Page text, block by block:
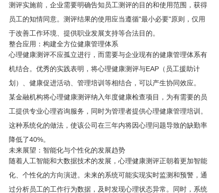
测评实施前，企业需要明确告知员工测评的目的和使用范围，获得
员工的知情同意。测评结果的使用应当遵循"最小必要"原则，仅用
于改善工作环境、提供职业发展支持等合法目的。
整合应用：构建全方位健康管理体系
心理健康测评不应孤立进行，而需要与企业现有的健康管理体系有
机结合。优秀的实践表明，将心理健康测评与EAP（员工援助计
划）、健康促进活动、管理培训等相结合，可以产生协同效应。
某金融机构将心理健康测评纳入年度健康检查项目，为有需要的员
工提供专业心理咨询服务，同时为管理者提供心理健康管理培训。
这种系统化的做法，使该公司在三年内将因心理问题导致的缺勤率
降低了40%。
未来展望：智能化与个性化的发展趋势
随着人工智能和大数据技术的发展，心理健康测评正朝着更加智能
化、个性化的方向演进。未来的系统可能实现实时监测和预警，通
过分析员工的工作行为数据，及时发现心理状态异常。同时，系统